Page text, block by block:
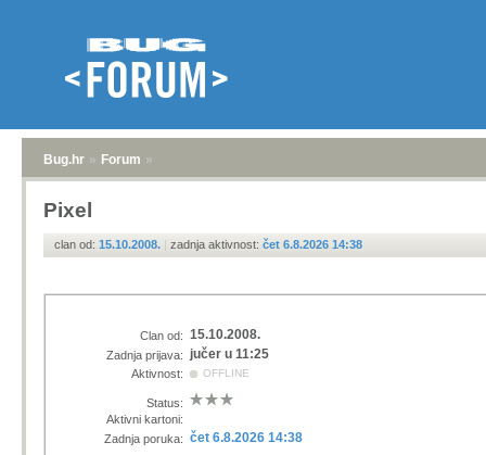
Bug.hr » Forum »
Pixel
clan od: 15.10.2008. | zadnja aktivnost: čet 6.8.2026 14:38
Clan od: 15.10.2008.
Zadnja prijava: jučer u 11:25
Aktivnost: OFFLINE
Status:
Aktivni kartoni:
Zadnja poruka: čet 6.8.2026 14:38